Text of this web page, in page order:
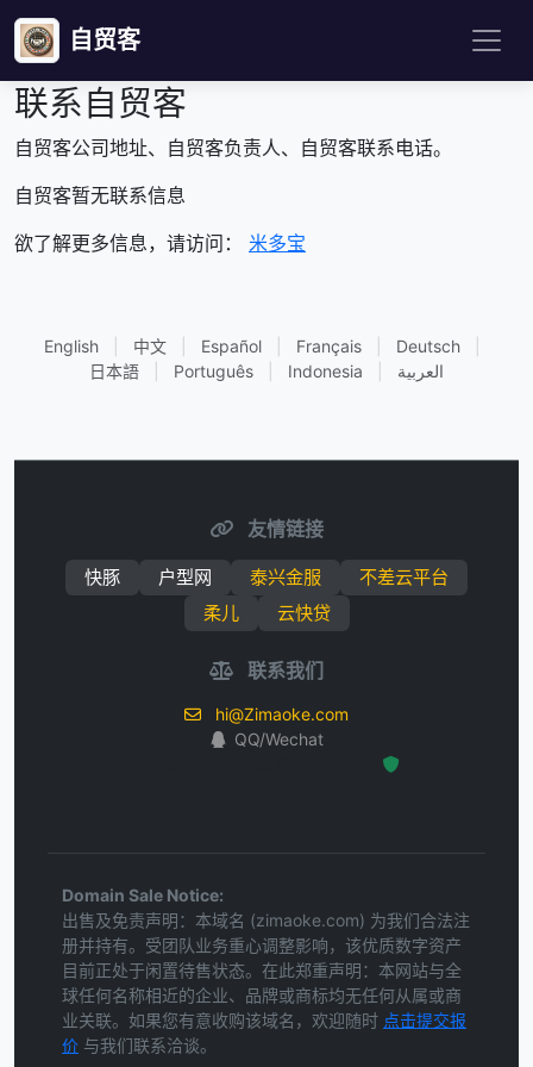
自贸客
联系自贸客
自贸客公司地址、自贸客负责人、自贸客联系电话。
自贸客暂无联系信息
欲了解更多信息，请访问： 米多宝
English 中文 Español Français Deutsch
日本語
Português Indonesia العربية
友情链接
快豚 户型网 泰兴金服
不差云平台
柔儿
云快贷
联系我们
hi@Zimaoke.com
QQ/Wechat
Domain Sale Notice:
出售及免责声明：本域名 (zimaoke.com) 为我们合法注
册并持有。受团队业务重心调整影响，该优质数字资产
目前正处于闲置待售状态。在此郑重声明：本网站与全
球任何名称相近的企业、品牌或商标均无任何从属或商
业关联。如果您有意收购该域名，欢迎随时 点击提交报
价 与我们联系洽谈。